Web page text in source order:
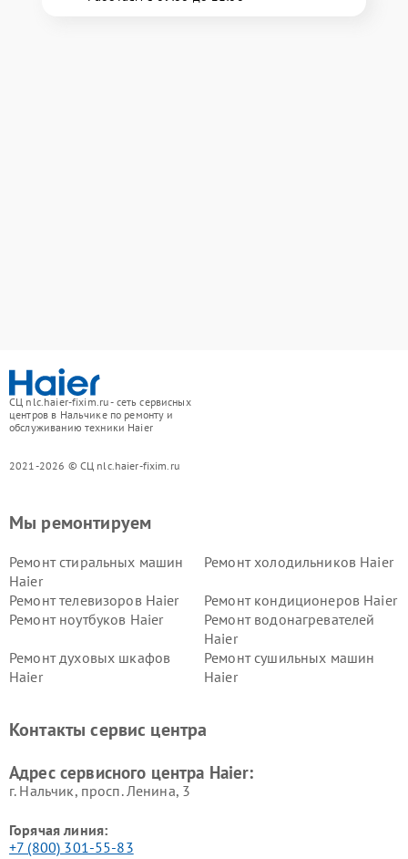
СЦ nlc.haier-fixim.ru - сеть сервисных
центров в Нальчике по ремонту и
обслуживанию техники Haier
2021-2026 © СЦ nlc.haier-fixim.ru
Мы ремонтируем
Ремонт стиральных машин
Haier
Ремонт холодильников Haier
Ремонт телевизоров Haier
Ремонт кондиционеров Haier
Ремонт ноутбуков Haier
Ремонт водонагревателей
Haier
Ремонт духовых шкафов
Haier
Ремонт сушильных машин
Haier
Ремонт роботов-пылесосов
Ремонт посудомоечных
Контакты сервис центра
Адрес сервисного центра Haier:
г. Нальчик, просп. Ленина, 3
Горячая линия:
+7 (800) 301-55-83